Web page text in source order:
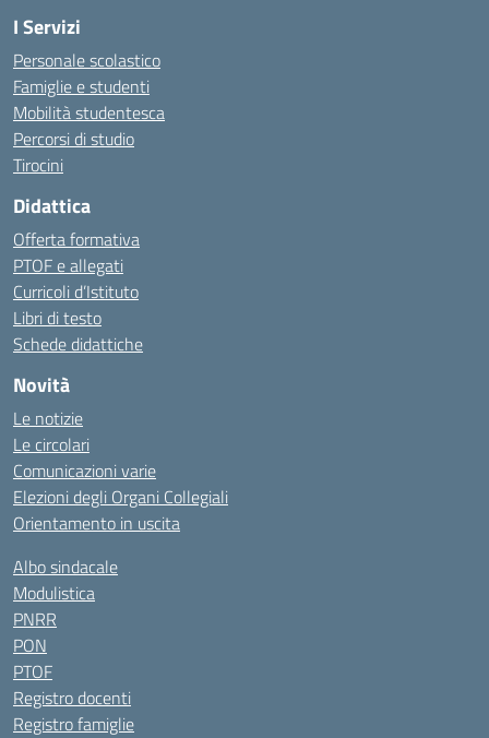
I Servizi
Personale scolastico
Famiglie e studenti
Mobilità studentesca
Percorsi di studio
Tirocini
Didattica
Offerta formativa
PTOF e allegati
Curricoli d’Istituto
Libri di testo
Schede didattiche
Novità
Le notizie
Le circolari
Comunicazioni varie
Elezioni degli Organi Collegiali
Orientamento in uscita
Albo sindacale
Modulistica
PNRR
PON
PTOF
Registro docenti
Registro famiglie